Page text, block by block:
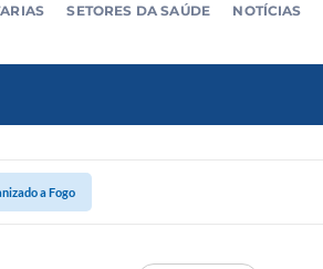
SETORES DA SAÚDE NOTÍCIAS
a Fogo